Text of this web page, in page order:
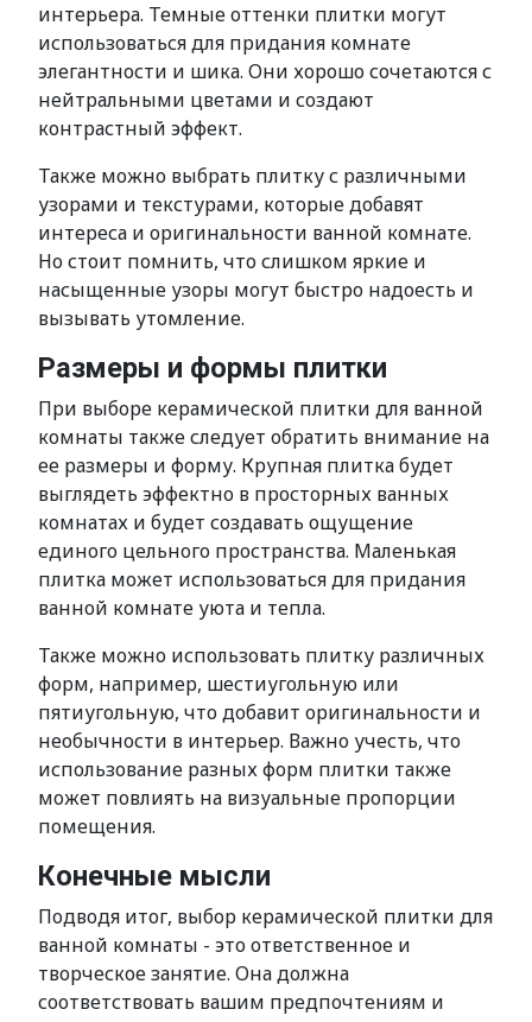
интерьера. Темные оттенки плитки могут
использоваться для придания комнате
элегантности и шика. Они хорошо сочетаются с
нейтральными цветами и создают
контрастный эффект.
Также можно выбрать плитку с различными
узорами и текстурами, которые добавят
интереса и оригинальности ванной комнате.
Но стоит помнить, что слишком яркие и
насыщенные узоры могут быстро надоесть и
вызывать утомление.
Размеры и формы плитки
При выборе керамической плитки для ванной
комнаты также следует обратить внимание на
ее размеры и форму. Крупная плитка будет
выглядеть эффектно в просторных ванных
комнатах и будет создавать ощущение
единого цельного пространства. Маленькая
плитка может использоваться для придания
ванной комнате уюта и тепла.
Также можно использовать плитку различных
форм, например, шестиугольную или
пятиугольную, что добавит оригинальности и
необычности в интерьер. Важно учесть, что
использование разных форм плитки также
может повлиять на визуальные пропорции
помещения.
Конечные мысли
Подводя итог, выбор керамической плитки для
ванной комнаты - это ответственное и
творческое занятие. Она должна
соответствовать вашим предпочтениям и